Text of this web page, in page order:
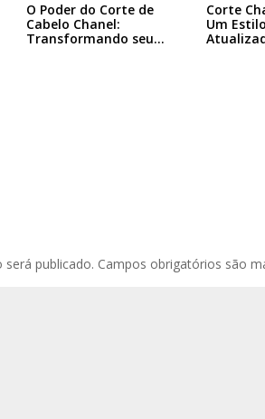
O Poder do Corte de
Cabelo Chanel:
Transformando seu…
Corte
Um
será publicado. Campos obrigatórios são